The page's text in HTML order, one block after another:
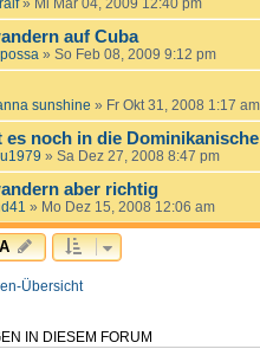
» Mi Mär 04, 2009 12:40 pm
auf Cuba
» So Feb 08, 2009 9:12 pm
sunshine » Fr Okt 31, 2008 1:17 am
es noch in die
» Sa Dez 27, 2008 8:47 pm
aber richtig
» Mo Dez 15, 2008 12:06 am
Übersicht
IN DIESEM FORUM